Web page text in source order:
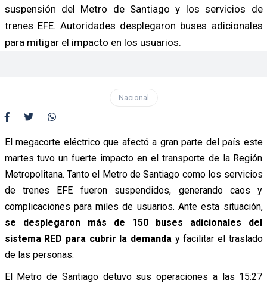
suspensión del Metro de Santiago y los servicios de
trenes EFE. Autoridades desplegaron buses adicionales
para mitigar el impacto en los usuarios.
Nacional
El megacorte eléctrico que afectó a gran parte del país este
martes tuvo un fuerte impacto en el transporte de la Región
Metropolitana. Tanto el Metro de Santiago como los servicios
de trenes EFE fueron suspendidos, generando caos y
complicaciones para miles de usuarios. Ante esta situación,
se desplegaron más de 150 buses adicionales del
sistema RED para cubrir la demanda y facilitar el traslado
de las personas.
El Metro de Santiago detuvo sus operaciones a las 15:27